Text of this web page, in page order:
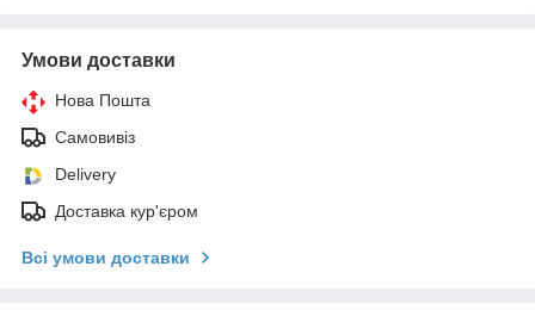
Умови доставки
Нова Пошта
Самовивіз
Delivery
Доставка кур'єром
Всі умови доставки